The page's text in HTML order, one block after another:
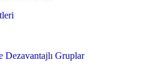
Dezavantajlı Gruplar